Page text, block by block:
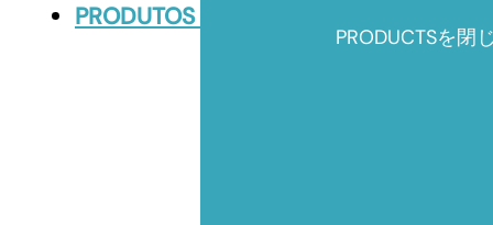
PRODUTOS
PRODUCTSを閉